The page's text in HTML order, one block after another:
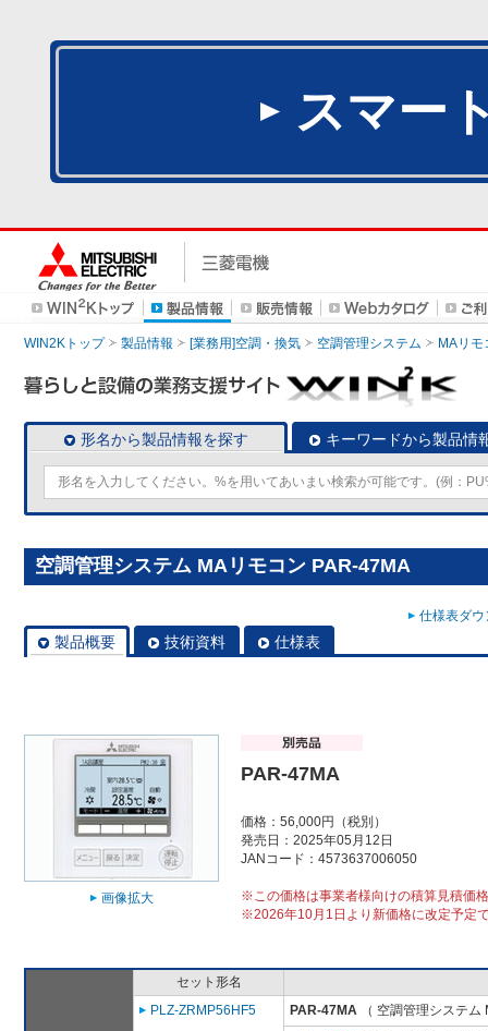
スマー
WIN2Kトップ 製品情報 [業務用]空調・換気 空調管理システム MAリモ
形名から製品情報を探す キーワードから製品情
空調管理システム MAリモコン PAR-47MA
仕様表ダ
製品概要 技術資料 仕様表
画像拡大
PAR-47MA
価格：56,000円（税別）
発売日：2025年05月12日
JANコード：4573637006050
※この価格は事業者様向けの積算見積価
※2026年10月1日より新価格に改定予定
セット形名
PLZ-ZRMP56HF5
PAR-47MA （ 空調管理システム